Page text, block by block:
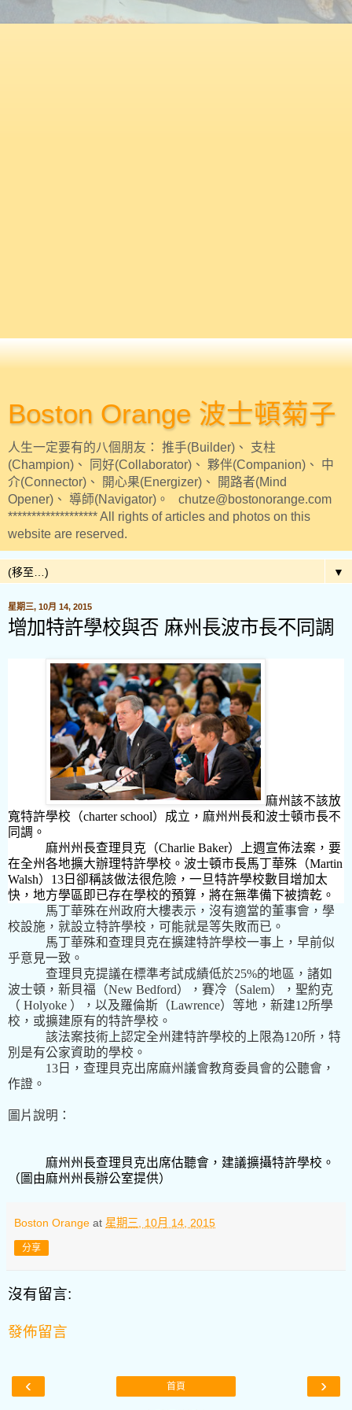
Boston Orange 波士頓菊子
人生一定要有的八個朋友： 推手(Builder)、 支柱
(Champion)、 同好(Collaborator)、 夥伴(Companion)、 中
介(Connector)、 開心果(Energizer)、 開路者(Mind
Opener)、 導師(Navigator)。 chutze@bostonorange.com
******************* All rights of articles and photos on this
website are reserved.
▼
星期三, 10月 14, 2015
增加特許學校與否 麻州長波市長不同調
麻州該不該放
寬特許學校（charter school）成立，麻州州長和波士頓市長不
同調。
麻州州長查理貝克（Charlie Baker）上週宣佈法案，要
在全州各地擴大辦理特許學校。波士頓市長馬丁華殊（Martin
Walsh） 13 日卻稱該做法很危險，一旦特許學校數目增加太
快，地方學區即已存在學校的預算，將在無準備下被擠乾。
馬丁華殊在州政府大樓表示，沒有適當的董事會，學
校設施，就設立特許學校，可能就是等失敗而已。
馬丁華殊和查理貝克在擴建特許學校一事上，早前似
乎意見一致。
查理貝克提議在標準考試成績低於25%的地區，諸如
波士頓，新貝福（New Bedford），賽冷（Salem），聖約克
（ Holyoke ），以及羅倫斯（Lawrence）等地，新建12所學
校，或擴建原有的特許學校。
該法案技術上認定全州建特許學校的上限為120所，特
別是有公家資助的學校。
13 日，查理貝克出席麻州議會教育委員會的公聽會，
作證。
圖片說明：
麻州州長查理貝克出席估聽會，建議擴攝特許學校。
（圖由麻州州長辦公室提供）
Boston Orange at 星期三, 10月 14, 2015
分享
沒有留言:
發佈留言
‹ ›
首頁